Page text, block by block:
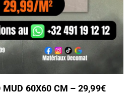
MUD 60X60 CM – 29,99€